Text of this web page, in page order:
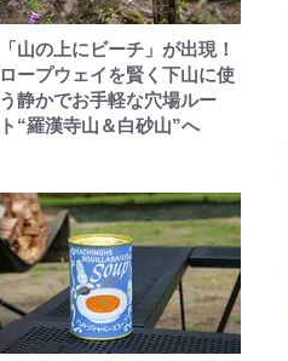
「山の上にビーチ」が出現！
ロープウェイを賢く下山に使
う静かでお手軽な穴場ルー
ト“羅漢寺山＆白砂山”へ